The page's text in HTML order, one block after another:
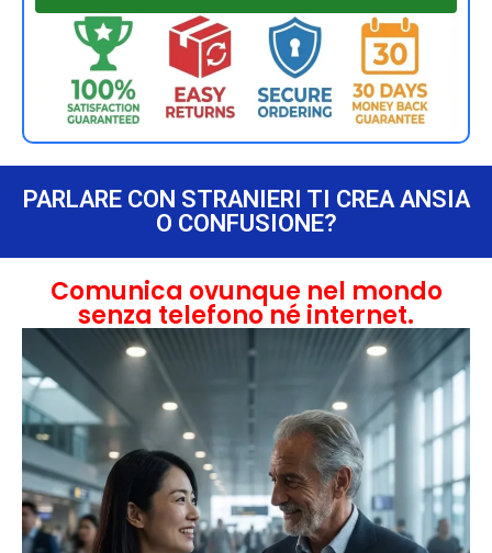
PARLARE CON STRANIERI TI CREA ANSIA
O CONFUSIONE?
Comunica ovunque nel mondo
senza telefono né internet.